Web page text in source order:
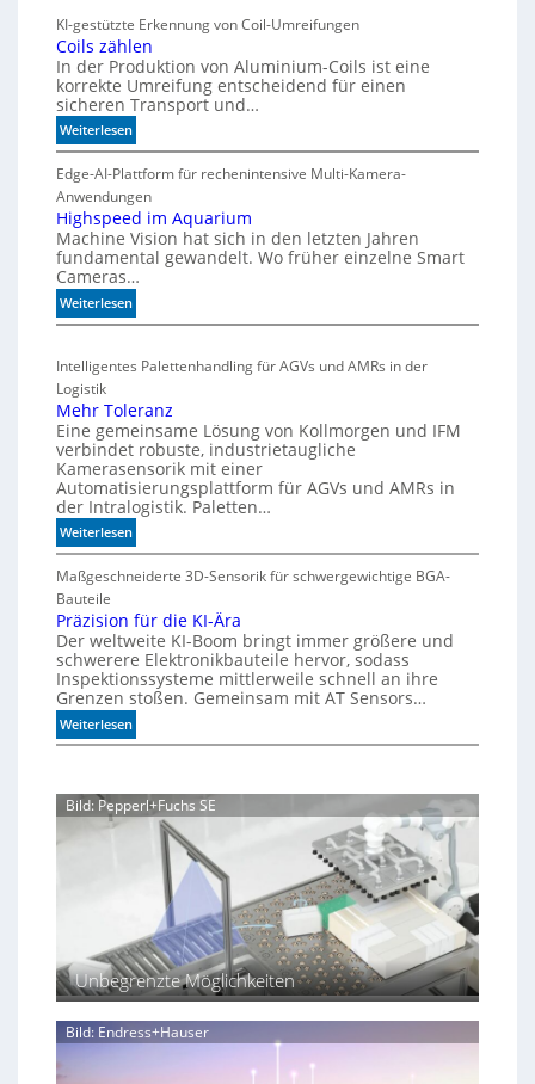
t
t
h
e
m
i
c
h
e
h
u
e
e
h
n
n
g
n
k
s
t
r
t
ü
r
m
t
v
r
i
a
b
l
S
t
u
e
r
u
KI-gestützte Erkennung von Coil-Umreifungen
Coils zählen
In der Produktion von Aluminium-Coils ist eine
korrekte Umreifung entscheidend für einen
sicheren Transport und…
Weiterlesen:
C
o
i
l
s
z
ä
h
l
n
Edge-AI-Plattform für rechenintensive Multi-Kamera-
Anwendungen
Highspeed im Aquarium
Machine Vision hat sich in den letzten Jahren
fundamental gewandelt. Wo früher einzelne Smart
Cameras…
Weiterlesen:
H
g
s
p
e
e
d
i
m
A
q
a
r
i
u
m
Intelligentes Palettenhandling für AGVs und AMRs in der
Logistik
Mehr Toleranz
Eine gemeinsame Lösung von Kollmorgen und IFM
verbindet robuste, industrietaugliche
Kamerasensorik mit einer
Automatisierungsplattform für AGVs und AMRs in
der Intralogistik. Paletten…
Weiterlesen:
M
e
r
T
o
l
e
r
a
Maßgeschneiderte 3D-Sensorik für schwergewichtige BGA-
Bauteile
Präzision für die KI-Ära
Der weltweite KI-Boom bringt immer größere und
schwerere Elektronikbauteile hervor, sodass
Inspektionssysteme mittlerweile schnell an ihre
Grenzen stoßen. Gemeinsam mit AT Sensors…
Weiterlesen:
P
z
f
ü
r
d
i
e
Bild: Pepperl+Fuchs SE
Unbegrenzte Möglichkeiten
Bild: Endress+Hauser